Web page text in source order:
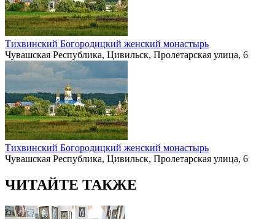
Тихвинский Богородицкий женский монастырь
Чувашская Республика, Цивильск, Пролетарская улица, 6
Тихвинский Богородицкий женский монастырь
Чувашская Республика, Цивильск, Пролетарская улица, 6
ЧИТАЙТЕ ТАКЖЕ